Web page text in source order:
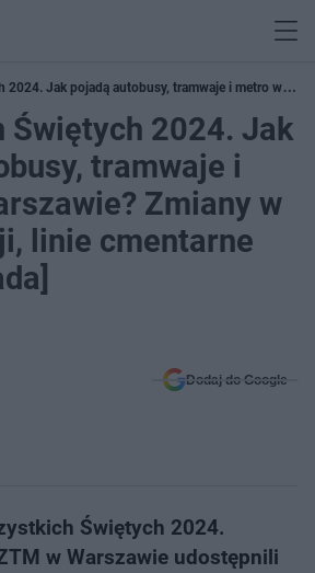
2024. Jak pojadą autobusy, tramwaje i metro w
linie cmentarne [1-3 listopada]
Świętych 2024. Jak
tramwaje i
Zmiany w
linie cmentarne
Dodaj do Google
Świętych 2024.
w Warszawie udostępnili